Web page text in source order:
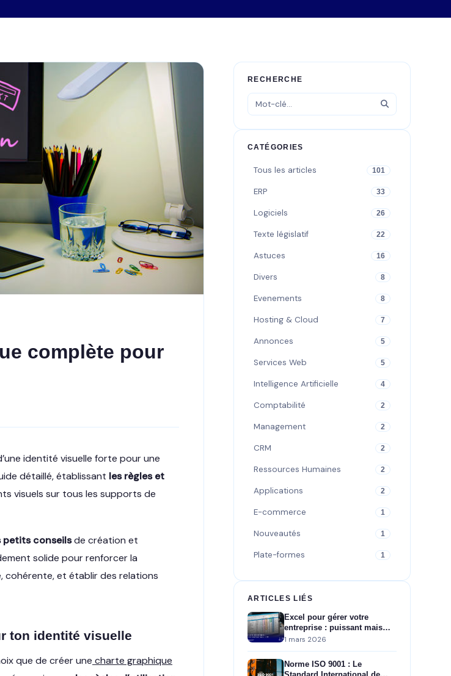
complète pour
identité visuelle forte pour une
détaillé, établissant les règles et
visuels sur tous les supports de
petits conseilsde création et
solide pour renforcer la
cohérente, et établir des relations
ton identité visuelle
que de créer une charte graphique
RECHERCHE
CATÉGORIES
Tous les articles 101
ERP 33
Logiciels 26
Texte législatif 22
Astuces 16
Divers 8
Evenements 8
Hosting & Cloud 7
Annonces 5
Services Web 5
Intelligence Artificielle 4
Comptabilité 2
Management 2
CRM 2
Ressources Humaines 2
Applications 2
E-commerce 1
Nouveautés 1
Plate-formes 1
ARTICLES LIÉS
Excel pour gérer votre
entreprise : puissant mais
insuffisant face à un ERP
1 mars 2026
Norme ISO 9001 : Le